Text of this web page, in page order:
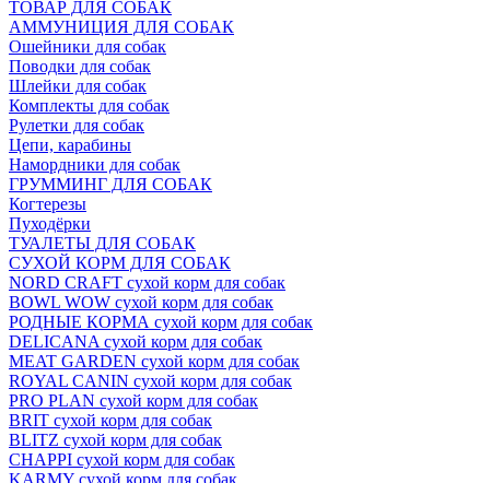
ТОВАР ДЛЯ СОБАК
АММУНИЦИЯ ДЛЯ СОБАК
Ошейники для собак
Поводки для собак
Шлейки для собак
Комплекты для собак
Рулетки для собак
Цепи, карабины
Намордники для собак
ГРУММИНГ ДЛЯ СОБАК
Когтерезы
Пуходёрки
ТУАЛЕТЫ ДЛЯ СОБАК
СУХОЙ КОРМ ДЛЯ СОБАК
NORD CRAFT сухой корм для собак
BOWL WOW сухой корм для собак
РОДНЫЕ КОРМА сухой корм для собак
DELICANA сухой корм для собак
MEAT GARDEN сухой корм для собак
ROYAL CANIN сухой корм для собак
PRO PLAN сухой корм для собак
BRIT сухой корм для собак
BLITZ сухой корм для собак
CHAPPI сухой корм для собак
KARMY сухой корм для собак